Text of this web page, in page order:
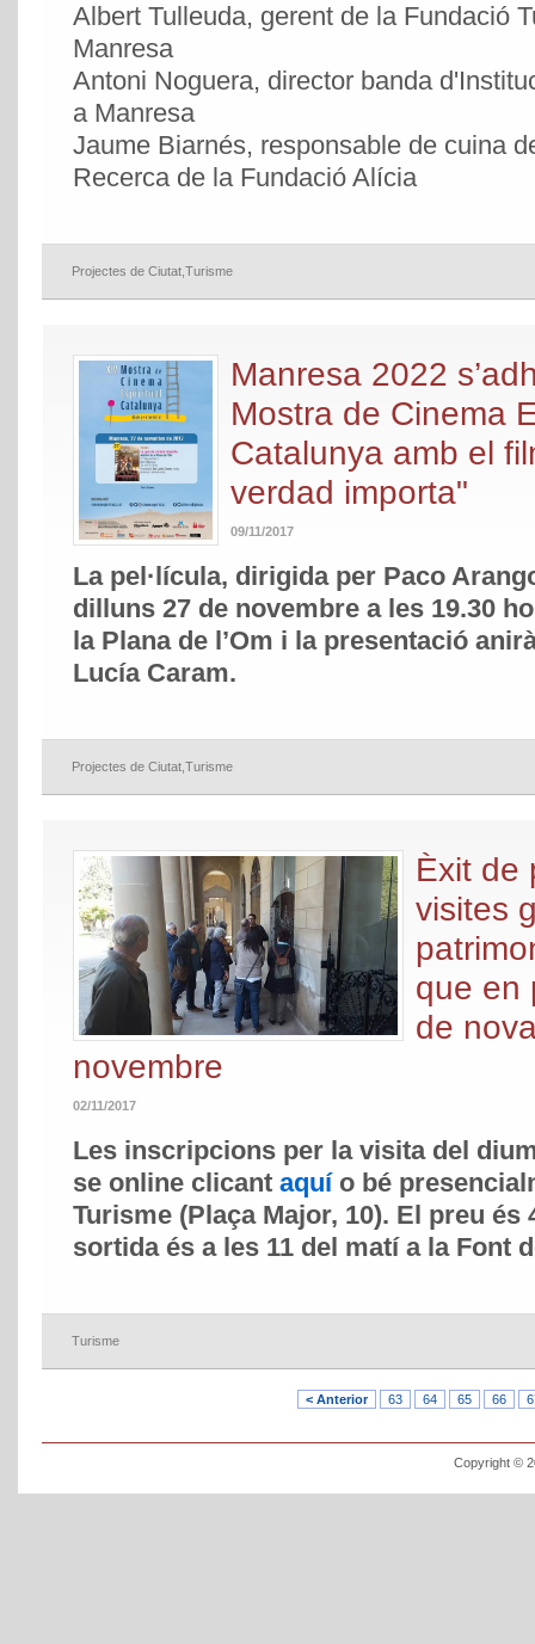
Albert Tulleuda, gerent de la Fundació
Manresa
Antoni Noguera, director banda
a Manresa
Jaume Biarnés, responsable de cuina
Recerca de la Fundació Alícia
Projectes de Ciutat Turisme
Manresa 2022
Mostra de Cinema
Catalunya amb el
verdad importa"
09/11/2017
La pel·lícula, dirigida per Paco
dilluns 27 de novembre a les 19.30
la Plana de l’Om i la presentació
Lucía Caram.
Projectes de Ciutat Turisme
Èxit de
visites
que en
de
novembre
02/11/2017
Les inscripcions per la visita del
se online clicant aquío bé
Turisme (Plaça Major, 10). El preu és
sortida és a les 11 del matí a la Font
Turisme
< Anterior 63 64 65 66
Copyright ©